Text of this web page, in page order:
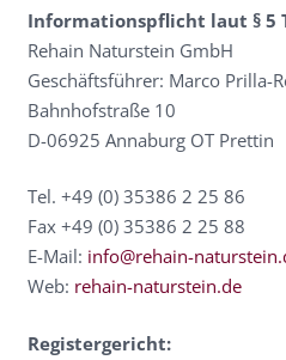
Informationspflicht laut § 5
Rehain Naturstein GmbH
Geschäftsführer: Marco Prilla-
Bahnhofstraße 10
D-06925 Annaburg OT Prettin
Tel. +49 (0) 35386 2 25 86
Fax +49 (0) 35386 2 25 88
E-Mail: info@rehain-
Web: rehain-naturstein.de
Registergericht: